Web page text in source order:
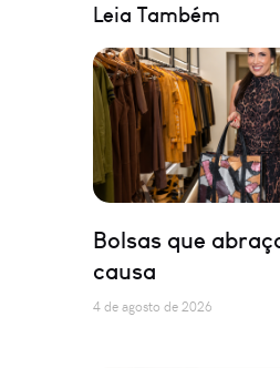
Leia Também
Bolsas que
causa
4 de agosto de 2026